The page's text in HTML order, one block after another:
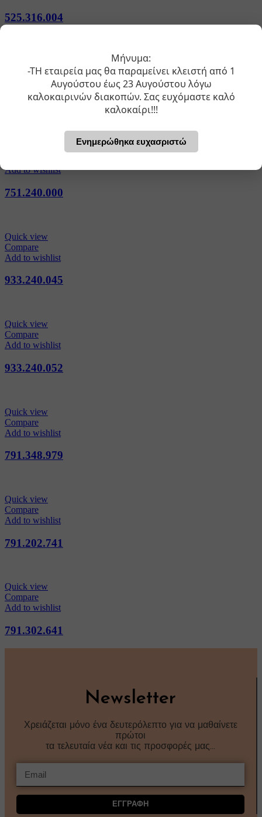
525.316.004
Compare
Add to wishlist
Add to wishlist
751.240.000
Quick view
Compare
Add to wishlist
933.240.045
Quick view
Compare
Add to wishlist
933.240.052
Quick view
Compare
Add to wishlist
791.348.979
Quick view
Compare
Add to wishlist
791.202.741
Quick view
Compare
Add to wishlist
791.302.641
Newsletter
Χρειάζεται μόνο ένα δευτερόλεπτο για να μαθαίνετε
πρώτοι
τα τελευταία νέα και τις προσφορές μας…
ΕΓΓΡΑΦΗ
Μήνυμα:
-ΤΗ εταιρεία μας θα παραμείνει κλειστή από 1
Αυγούστου έως 23 Αυγούστου λόγω
καλοκαιρινών διακοπών. Σας ευχόμαστε καλό
καλοκαίρι!!!
Ενημερώθηκα ευχασριστώ